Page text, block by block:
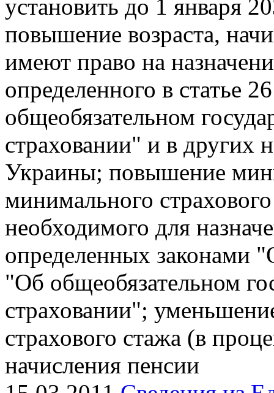
установить до 1 января
повышение возраста,
имеют право на
определенного в статье
общеобязательном
страховании" и в других
Украины; повышение
минимального
необходимого для
определенных законами
"Об общеобязательном
страховании";
страхового стажа (в
начисления пенсии